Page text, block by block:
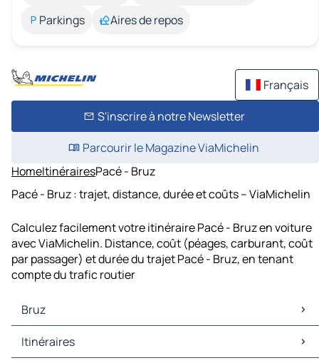
Parkings
Aires de repos
Français
S'inscrire à notre Newsletter
Parcourir le Magazine ViaMichelin
HomeItinérairesPacé - Bruz
Pacé - Bruz : trajet, distance, durée et coûts – ViaMichelin
Calculez facilement votre itinéraire Pacé - Bruz en voiture
avec ViaMichelin. Distance, coût (péages, carburant, coût
par passager) et durée du trajet Pacé - Bruz, en tenant
compte du trafic routier
Bruz
Bruz Cartes et plans
Bruz Trafic
Itinéraires